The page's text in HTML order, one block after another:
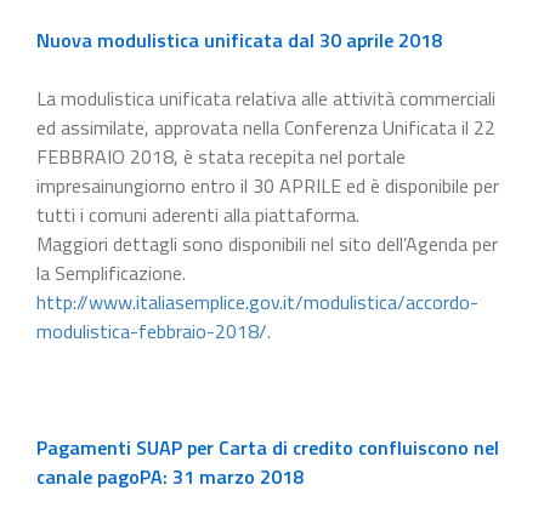
Nuova modulistica unificata dal 30 aprile 2018
La modulistica unificata relativa alle attività commerciali
ed assimilate, approvata nella Conferenza Unificata il 22
FEBBRAIO 2018, è stata recepita nel portale
impresainungiorno entro il 30 APRILE ed è disponibile per
tutti i comuni aderenti alla piattaforma.
Maggiori dettagli sono disponibili nel sito dell’Agenda per
la Semplificazione.
http://www.italiasemplice.gov.it/modulistica/accordo-
modulistica-febbraio-2018/.
Pagamenti SUAP per Carta di credito confluiscono nel
canale pagoPA: 31 marzo 2018